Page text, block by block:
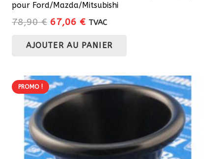
pour Ford/Mazda/Mitsubishi
78,90€ Le
initial
67,06 €Le
actuel
TVAC
AJOUTER AU PANIER
PROMO !